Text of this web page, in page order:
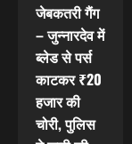
जेबकतरी गैंग
– जुन्नारदेव में
ब्लेड से पर्स
काटकर ₹20
हजार की
चोरी, पुलिस